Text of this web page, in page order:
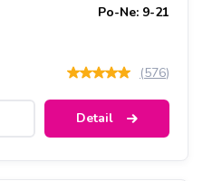
Po-Ne: 9-21
(576)
Detail